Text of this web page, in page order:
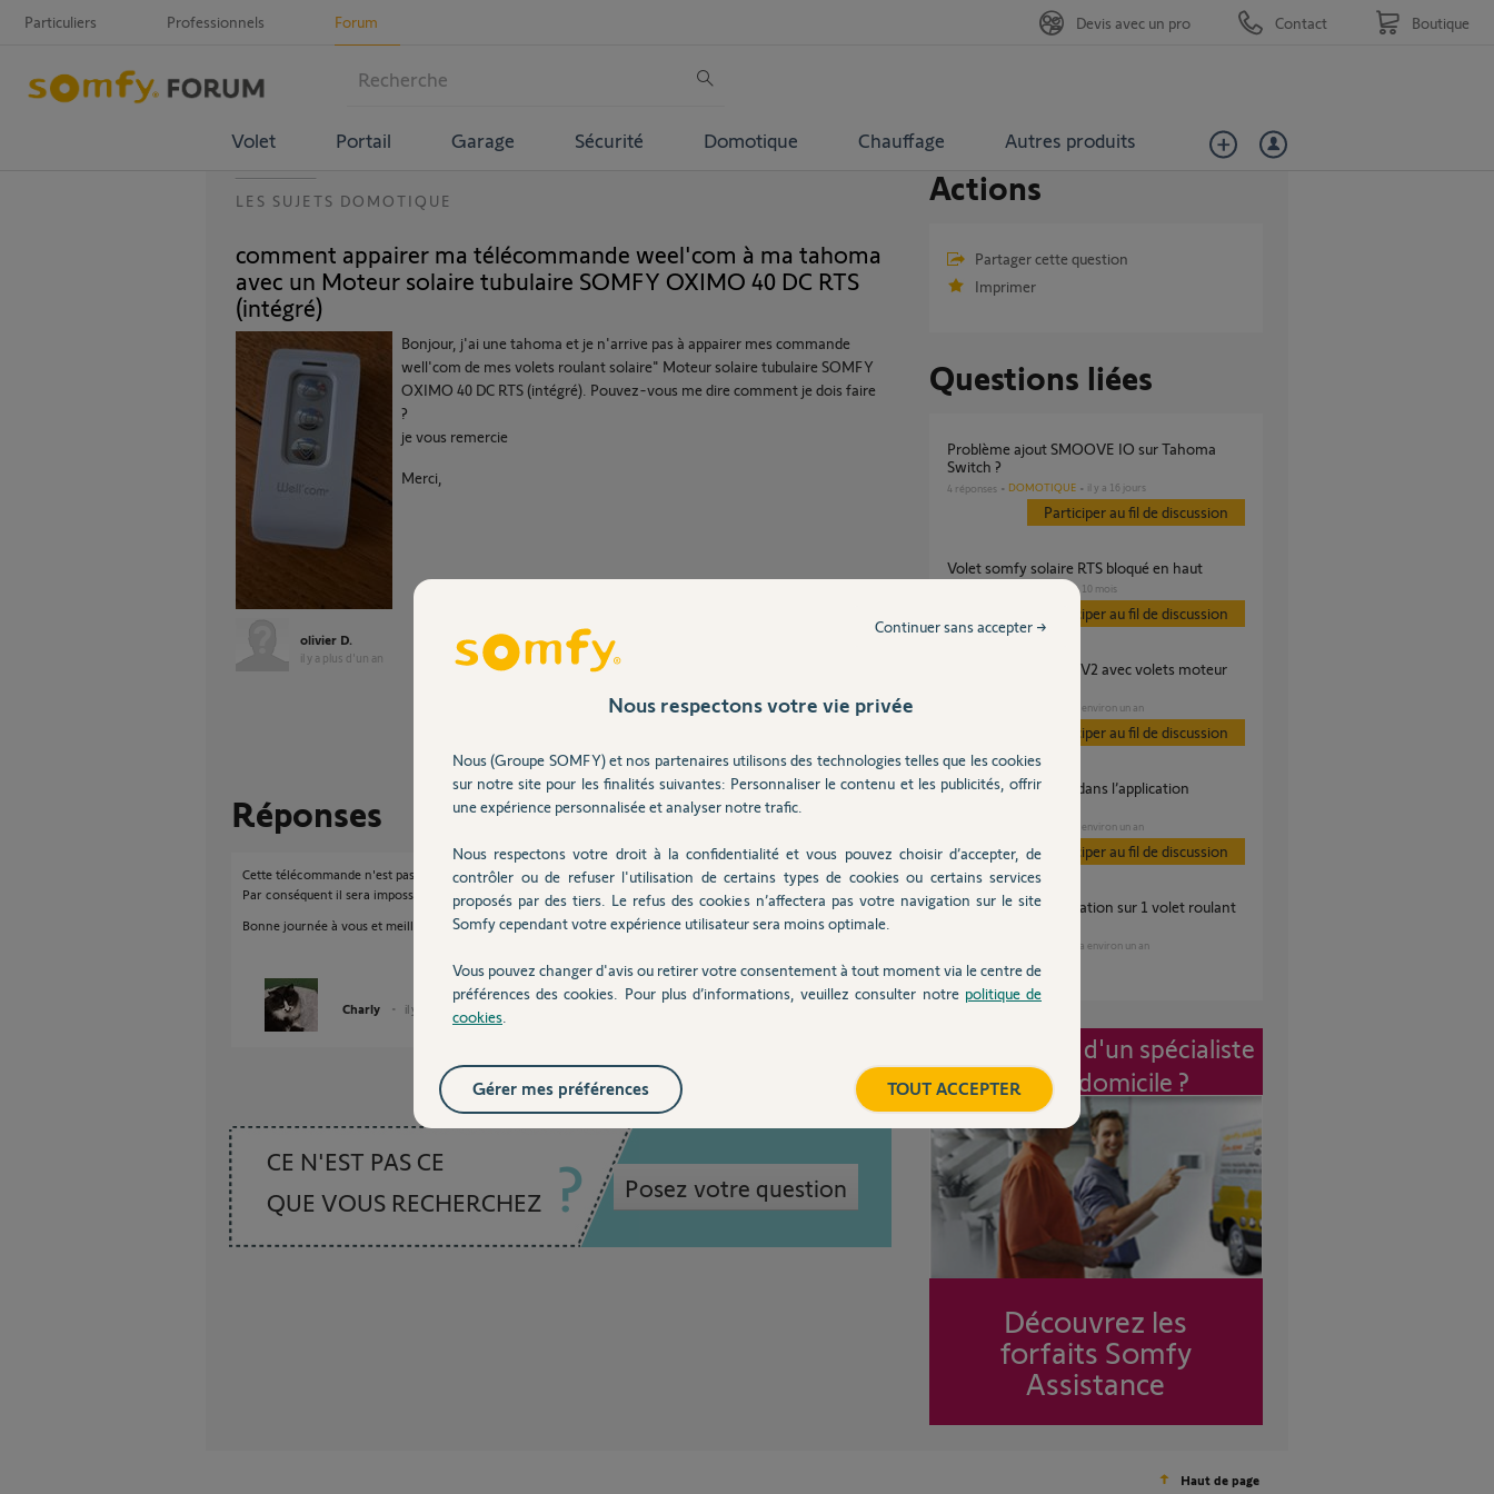
Particuliers Professionnels Forum
Volet Portail Garage Sécurité Domotique Chauffage Autres produits
Devis avec un pro Contact Boutique
LES SUJETS DOMOTIQUE
comment appairer ma télécommande weel'com à ma tahoma
avec un Moteur solaire tubulaire SOMFY OXIMO 40 DC RTS
(intégré)
Bonjour, j'ai une tahoma et je n'arrive pas à appairer mes commande
well'com de mes volets roulant solaire" Moteur solaire tubulaire SOMFY
OXIMO 40 DC RTS (intégré). Pouvez-vous me dire comment je dois faire
?
je vous remercie
Merci,
olivier D.
il y a plus d'un an
Participer au fil de discussion
Réponses
Cette télécommande n'est pas une Somfy et ne peut pas piloter un VR Somfy RTS.
Par conséquent il sera impossible de l'affecter sur Tahoma.
Bonne journée à vous et meilleurs vœux.
Charly il y a plus d'un an
CE N'EST PAS CE
QUE VOUS RECHERCHEZ
Posez votre question
Actions
Partager cette question
Imprimer
Questions liées
Problème ajout SMOOVE IO sur Tahoma
Switch ?
4 réponses DOMOTIQUE il y a 16 jours
Participer au fil de discussion
Volet somfy solaire RTS bloqué en haut
il y a 10 mois
Participer au fil de discussion
il y a environ un an
Participer au fil de discussion
Intégrer un volet Io dans l’application
il y a environ un an
Participer au fil de discussion
Erreur de communication sur 1 volet roulant
il y a environ un an
Intervention d'un spécialiste
à mon domicile ?
Découvrez les
forfaits Somfy
Assistance
Haut de page
Nous respectons votre vie privée
Nous (Groupe SOMFY) et nos partenaires utilisons des technologies telles que les cookies
sur notre site pour les finalités suivantes: Personnaliser le contenu et les publicités, offrir
une expérience personnalisée et analyser notre trafic.
Nous respectons votre droit à la confidentialité et vous pouvez choisir d’accepter, de
contrôler ou de refuser l'utilisation de certains types de cookies ou certains services
proposés par des tiers. Le refus des cookies n’affectera pas votre navigation sur le site
Somfy cependant votre expérience utilisateur sera moins optimale.
Vous pouvez changer d'avis ou retirer votre consentement à tout moment via le centre de
préférences des cookies. Pour plus d’informations, veuillez consulter notre politique de
cookies
Continuer sans accepter →
TOUT ACCEPTER
Gérer mes préférences